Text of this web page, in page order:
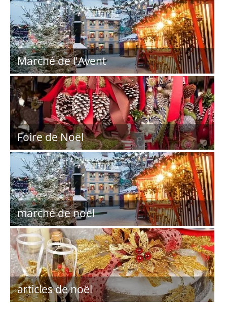
Marché de l'Avent
Foire de Noël
marché de noël
articles de noël